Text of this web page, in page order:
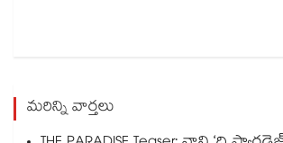
మరిన్ని వార్తలు